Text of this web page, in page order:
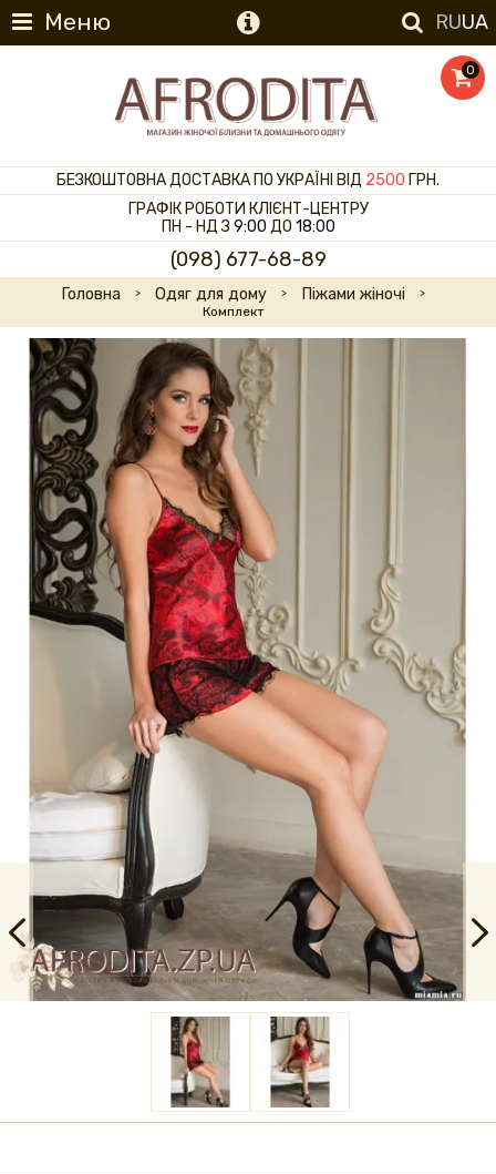
Меню RUUA
0
БЕЗКОШТОВНА ДОСТАВКА ПО УКРАЇНІ ВІД 2500 ГРН.
ГРАФІК РОБОТИ КЛІЄНТ-ЦЕНТРУ
ПН - НД З 9:00 ДО 18:00
(098) 677-68-89
Головна Одяг для дому Піжами жіночі
Комплект